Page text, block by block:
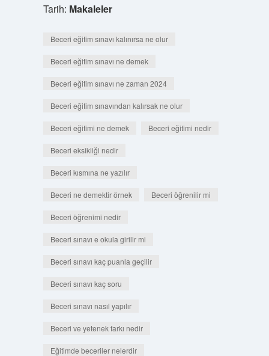
Tarih: Makaleler
Beceri eğitim sınavı kalınırsa ne olur
Beceri eğitim sınavı ne demek
Beceri eğitim sınavı ne zaman 2024
Beceri eğitim sınavından kalırsak ne olur
Beceri eğitimi ne demek Beceri eğitimi nedir
Beceri eksikliği nedir
Beceri kısmına ne yazılır
Beceri ne demektir örnek Beceri öğrenilir mi
Beceri öğrenimi nedir
Beceri sınavı e okula girilir mi
Beceri sınavı kaç puanla geçilir
Beceri sınavı kaç soru
Beceri sınavı nasıl yapılır
Beceri ve yetenek farkı nedir
Eğitimde beceriler nelerdir